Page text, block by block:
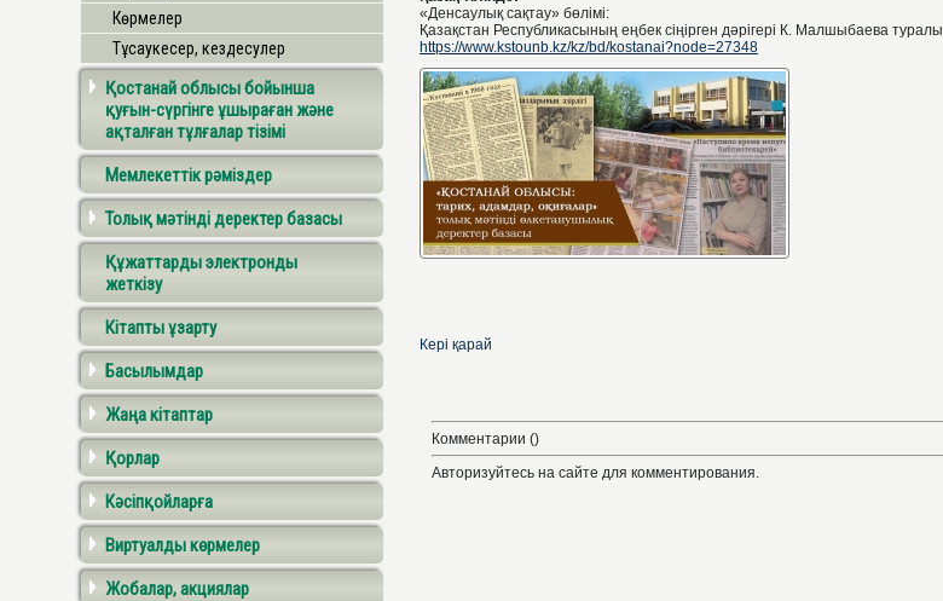
Көрмелер
Тұсаукесер, кездесулер
Қостанай облысы бойынша
қуғын-сүргінге ұшыраған және
ақталған тұлғалар тізімі
Мемлекеттік рәміздер
Толық мәтінді деректер базасы
Құжаттарды электронды
жеткізу
Кітапты ұзарту
Басылымдар
Жаңа кітаптар
Қорлар
Кәсіпқойларға
Виртуалды көрмелер
Жобалар, акциялар
«Денсаулық сақтау» бөлімі:
Қазақстан Республикасының еңбек сіңірген дәрігері К. Малшыбаева туралы
https://www.kstounb.kz/kz/bd/kostanai?node=27348
Кері қарай
Комментарии ()
Авторизуйтесь на сайте для комментирования.